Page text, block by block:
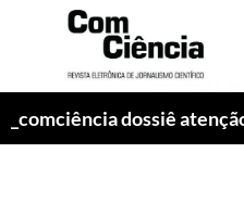
_comciência dossiê